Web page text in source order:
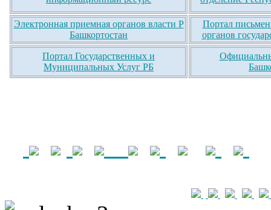
Электронная приемная органов власти Р
Башкортостан
Портал
органов
Портал Государственных и
Муниципальных Услуг РБ